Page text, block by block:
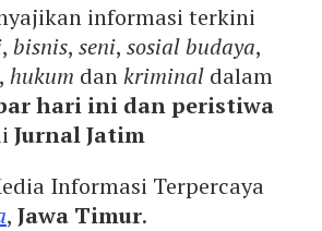
informasi terkini
, bisnis, seni, sosial budaya,
, hukum dankriminal dalam
hari ini dan peristiwa
Jurnal Jatim
Informasi Terpercaya
, Jawa Timur.